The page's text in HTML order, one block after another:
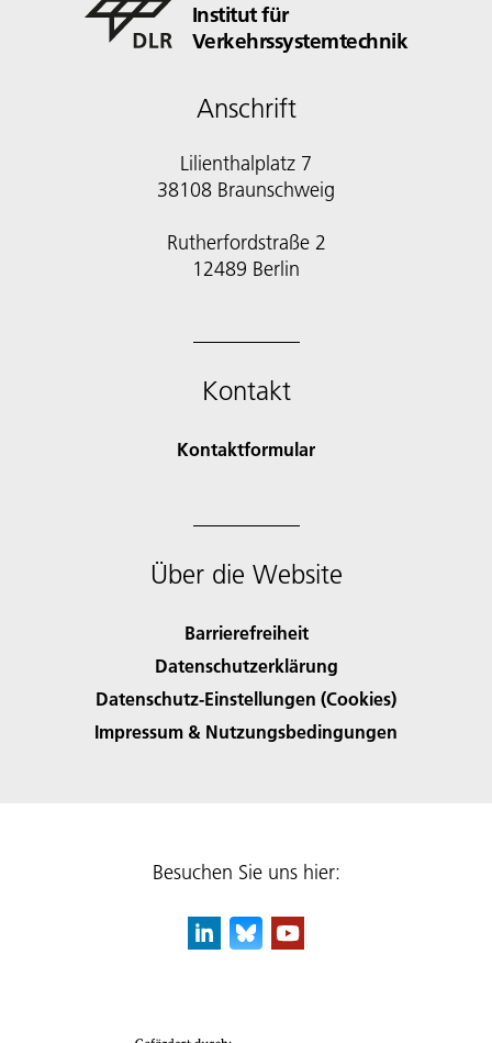
Institut für
Verkehrssystemtechnik
Anschrift
Lilienthalplatz 7
38108 Braunschweig
Rutherfordstraße 2
12489 Berlin
Kontakt
Kontaktformular
Über die Website
Barrierefreiheit
Datenschutzerklärung
Datenschutz-Einstellungen (Cookies)
Impressum & Nutzungsbedingungen
Besuchen Sie uns hier: